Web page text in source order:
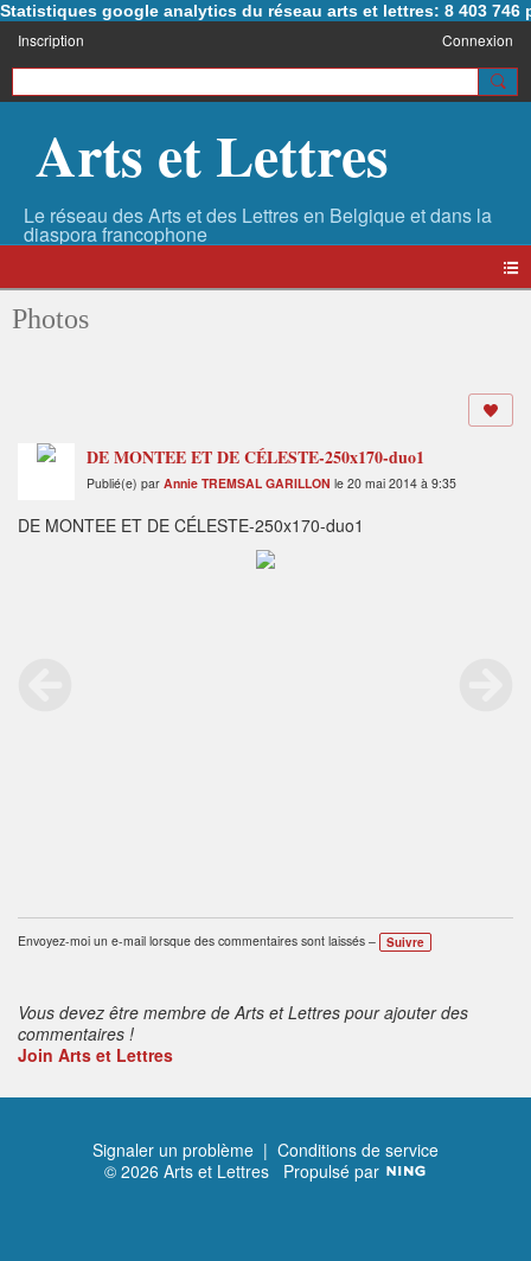
Statistiques google analytics du réseau arts et lettres: 8 403 746
Inscription Connexion
Arts et Lettres
Photos
DE MONTEE ET DE CÉLESTE-250x170-duo1
Publié(e) par Annie TREMSAL GARILLON le 20 mai 2014 à 9:35
DE MONTEE ET DE CÉLESTE-250x170-duo1
Envoyez-moi un e-mail lorsque des commentaires sont laissés – Suivre
Vous devez être membre de Arts et Lettres pour ajouter des
commentaires !
Join Arts et Lettres
Signaler un problème | Conditions de service
© 2026 Arts et Lettres Propulsé par